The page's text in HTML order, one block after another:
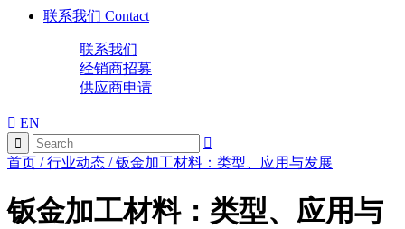
联系我们 Contact
联系我们
经销商招募
供应商申请
EN
首页 /行业动态 /钣金加工材料：类型、应用与发展
钣金加工材料：类型、应用与